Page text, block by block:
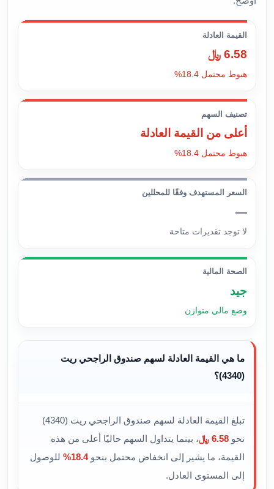
القيمة العادلة
6.58 ﷼
هبوط محتمل 18.4%
تصنيف السهم
أعلى من القيمة العادلة
هبوط محتمل 18.4%
السعر المستهدف وفقًا للمحللين
—
لا توجد تقديرات متاحة
الصحة المالية
جيد
وضع مالي متوازن
ما هي القيمة العادلة لسهم صندوق الراجحي ريت
(4340)؟
تبلغ القيمة العادلة لسهم صندوق الراجحي ريت (4340)
نحو6.58 ﷼
، بينما يتداول السهم حاليًا أعلى من هذه
القيمة، ما يشير إلى انخفاض محتمل بنحو18.4%
للوصول
إلى المستوى العادل.